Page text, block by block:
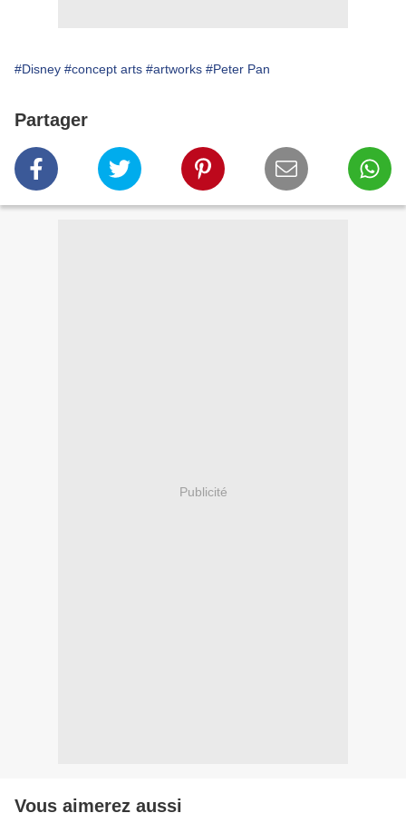
#Disney #concept arts #artworks #Peter Pan
Partager
Publicité
Vous aimerez aussi